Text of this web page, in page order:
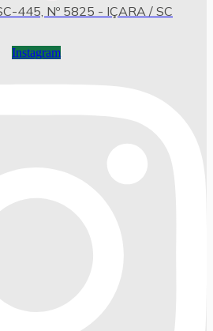
445, Nº 5825 - IÇARA / SC
Instagram